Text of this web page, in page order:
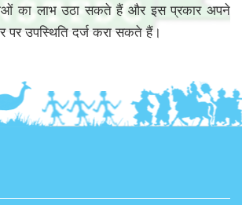
का लाभ उठा सकते हैं और इस प्रकार अपने
पर उपस्थिति दर्ज करा सकते हैं।